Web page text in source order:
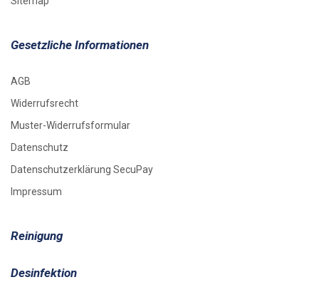
Gesetzliche Informationen
AGB
Widerrufsrecht
Muster-Widerrufsformular
Datenschutz
Datenschutzerklärung SecuPay
Impressum
Reinigung
Desinfektion